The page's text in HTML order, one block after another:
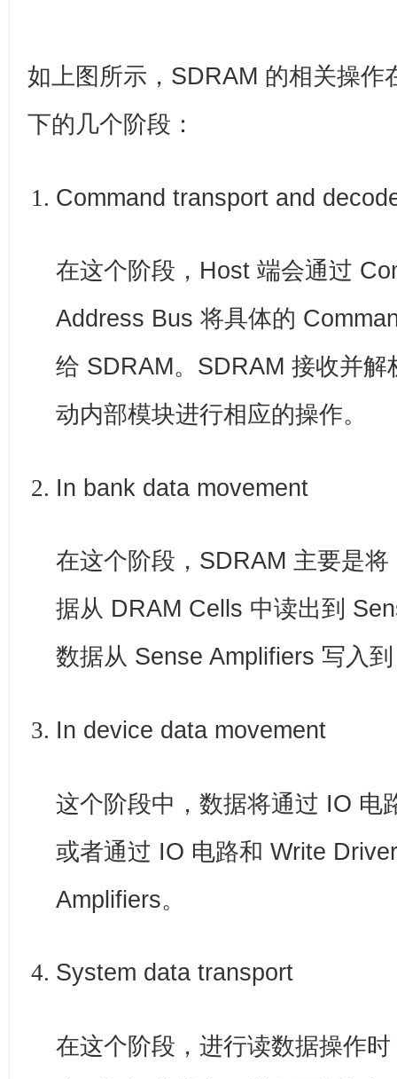
如上图所示，SDRAM 的相关操作
下的几个阶段：
Command transport and
在这个阶段，Host 端会通过
Address Bus 将具体的
给 SDRAM。SDRAM 接收并解
动内部模块进行相应的操作。
In bank data movement
在这个阶段，SDRAM 主要是
据从 DRAM Cells 中读出到
数据从 Sense Amplifiers 写入
In device data movement
这个阶段中，数据将通过 IO 电
或者通过 IO 电路和 Write
Amplifiers。
System data transport
在这个阶段，进行读数据操作